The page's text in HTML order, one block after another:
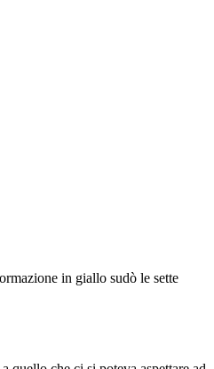
in giallo sudò le sette